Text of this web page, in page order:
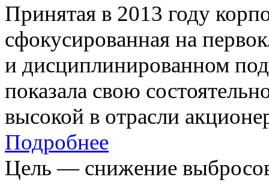
Принятая в 2013 году
сфокусированная на
и дисциплинированном
показала свою
высокой в отрасли
Подробнее
Цель — снижение